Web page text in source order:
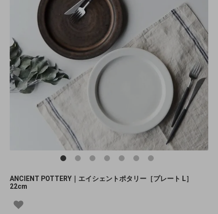
ANCIENT POTTERY｜エイシェントポタリー［プレート L］
22cm